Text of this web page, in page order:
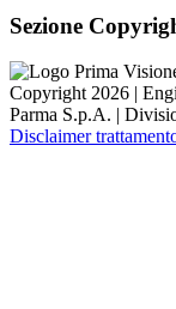
Sezione
Copyright 2026 |
Parma S.p.A. |
Disclaimer